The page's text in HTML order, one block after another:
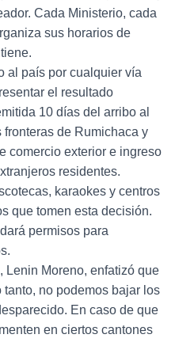
Cada Ministerio, cada
sus horarios de
al país por cualquier vía
el resultado
10 días del arribo al
de Rumichaca y
comercio exterior e ingreso
residentes.
karaokes y centros
que tomen esta decisión.
permisos para
Lenin Moreno, enfatizó que
tanto, no podemos bajar los
En caso de que
en ciertos cantones